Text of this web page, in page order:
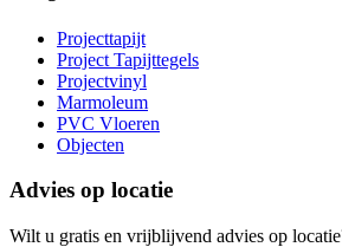
Projecttapijt
Project Tapijttegels
Projectvinyl
Marmoleum
PVC Vloeren
Objecten
Advies op locatie
Wilt u gratis en vrijblijvend advies op